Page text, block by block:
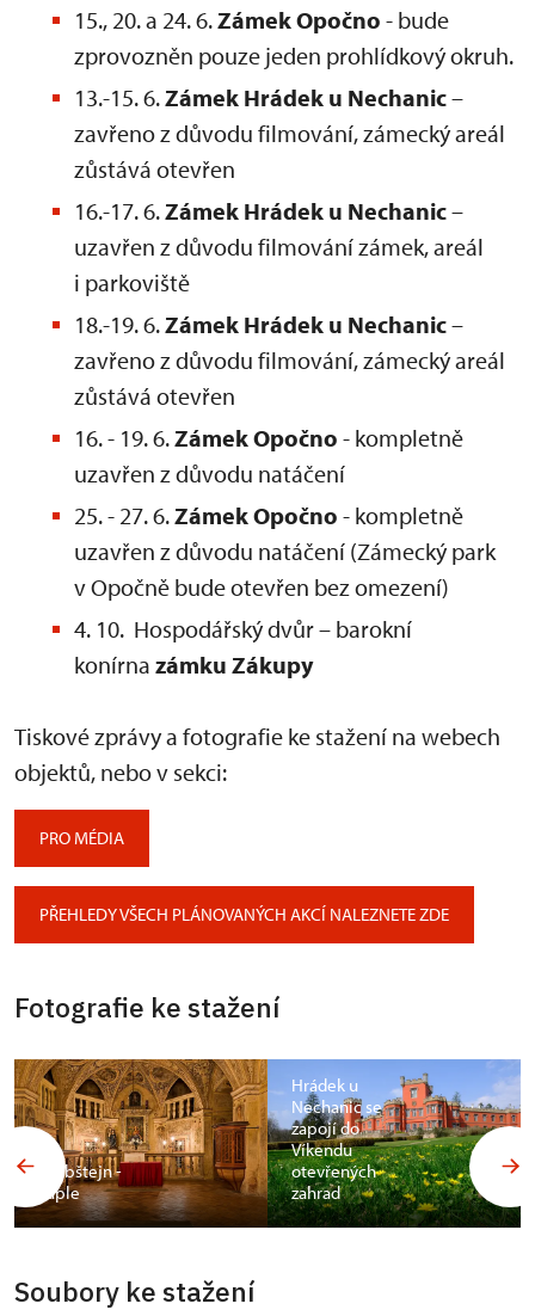
15., 20. a 24. 6.Zámek Opočno - bude
zprovozněn pouze jeden prohlídkový okruh.
13.-15. 6.Zámek Hrádek u Nechanic–
zavřeno z důvodu filmování, zámecký areál
zůstává otevřen
16.-17. 6.Zámek Hrádek u Nechanic–
uzavřen z důvodu filmování zámek, areál
i parkoviště
18.-19. 6.Zámek Hrádek u Nechanic–
zavřeno z důvodu filmování, zámecký areál
zůstává otevřen
16. - 19. 6.Zámek Opočno - kompletně
uzavřen z důvodu natáčení
25. - 27. 6.Zámek Opočno - kompletně
uzavřen z důvodu natáčení (Zámecký park
v Opočně bude otevřen bez omezení)
4. 10. Hospodářský dvůr – barokní
konírna zámku Zákupy
Tiskové zprávy a fotografie ke stažení na webech
objektů, nebo v sekci:
PRO MÉDIA
PŘEHLEDY VŠECH PLÁNOVANÝCH AKCÍ NALEZNETE ZDE
Fotografie ke stažení
Grabštejn -
kaple
Hrádek u
Nechanic se
zapojí do
Víkendu
otevřených
zahrad
Soubory ke stažení